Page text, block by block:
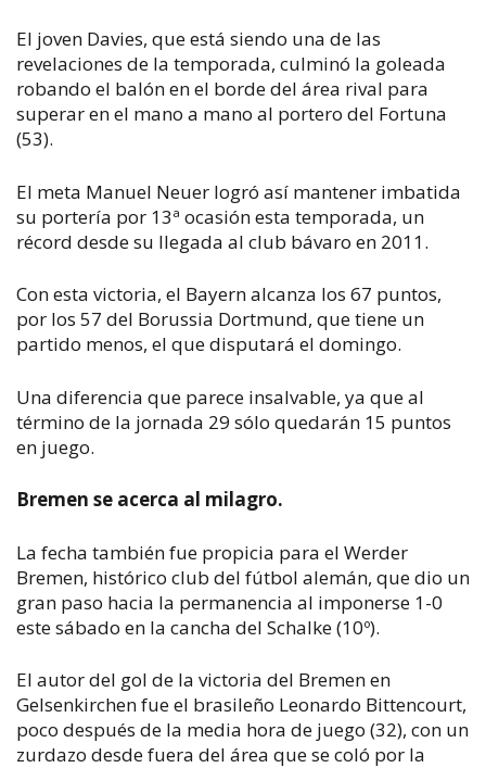
El joven Davies, que está siendo una de las
revelaciones de la temporada, culminó la goleada
robando el balón en el borde del área rival para
superar en el mano a mano al portero del Fortuna
(53).
El meta Manuel Neuer logró así mantener imbatida
su portería por 13ª ocasión esta temporada, un
récord desde su llegada al club bávaro en 2011.
Con esta victoria, el Bayern alcanza los 67 puntos,
por los 57 del Borussia Dortmund, que tiene un
partido menos, el que disputará el domingo.
Una diferencia que parece insalvable, ya que al
término de la jornada 29 sólo quedarán 15 puntos
en juego.
Bremen se acerca al milagro.
La fecha también fue propicia para el Werder
Bremen, histórico club del fútbol alemán, que dio un
gran paso hacia la permanencia al imponerse 1-0
este sábado en la cancha del Schalke (10º).
El autor del gol de la victoria del Bremen en
Gelsenkirchen fue el brasileño Leonardo Bittencourt,
poco después de la media hora de juego (32), con un
zurdazo desde fuera del área que se coló por la